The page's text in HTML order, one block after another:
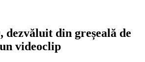
dezvăluit din greșeală de
videoclip